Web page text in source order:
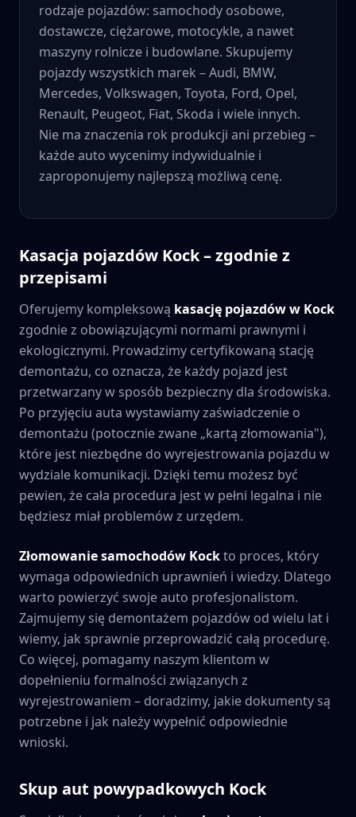
rodzaje pojazdów: samochody osobowe,
dostawcze, ciężarowe, motocykle, a nawet
maszyny rolnicze i budowlane. Skupujemy
pojazdy wszystkich marek – Audi, BMW,
Mercedes, Volkswagen, Toyota, Ford, Opel,
Renault, Peugeot, Fiat, Skoda i wiele innych.
Nie ma znaczenia rok produkcji ani przebieg –
każde auto wycenimy indywidualnie i
zaproponujemy najlepszą możliwą cenę.
Kasacja pojazdów Kock– zgodnie z
przepisami
Oferujemy kompleksową kasację pojazdów w Kock
zgodnie z obowiązującymi normami prawnymi i
ekologicznymi. Prowadzimy certyfikowaną stację
demontażu, co oznacza, że każdy pojazd jest
przetwarzany w sposób bezpieczny dla środowiska.
Po przyjęciu auta wystawiamy zaświadczenie o
demontażu (potocznie zwane „kartą złomowania"),
które jest niezbędne do wyrejestrowania pojazdu w
wydziale komunikacji. Dzięki temu możesz być
pewien, że cała procedura jest w pełni legalna i nie
będziesz miał problemów z urzędem.
Złomowanie samochodów Kockto proces, który
wymaga odpowiednich uprawnień i wiedzy. Dlatego
warto powierzyć swoje auto profesjonalistom.
Zajmujemy się demontażem pojazdów od wielu lat i
wiemy, jak sprawnie przeprowadzić całą procedurę.
Co więcej, pomagamy naszym klientom w
dopełnieniu formalności związanych z
wyrejestrowaniem – doradzimy, jakie dokumenty są
potrzebne i jak należy wypełnić odpowiednie
wnioski.
Skup aut powypadkowych Kock